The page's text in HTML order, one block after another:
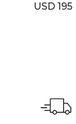
USD 195